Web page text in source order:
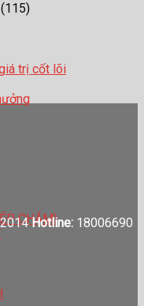
trị cốt lõi
CHẬM)
(115)
Hotline: 18006690